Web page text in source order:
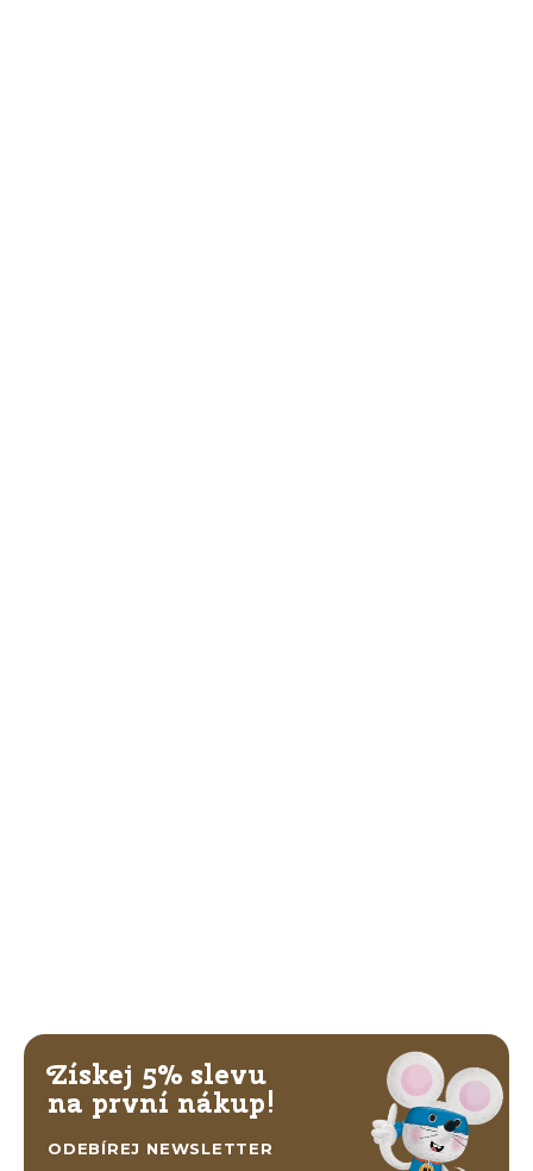
Získej 5% slevu
na první nákup!
ODEBÍREJ NEWSLETTER